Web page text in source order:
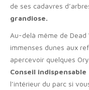
de ses cadavres
grandiose.
Au-delà même de
immenses dunes aux
apercevoir quelques
Conseil indispensable
l’intérieur du parc si